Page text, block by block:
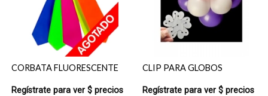
CORBATA FLUORESCENTE
Regístrate para ver $ precios
CLIP PARA GLOBOS
Regístrate para ver $ precios